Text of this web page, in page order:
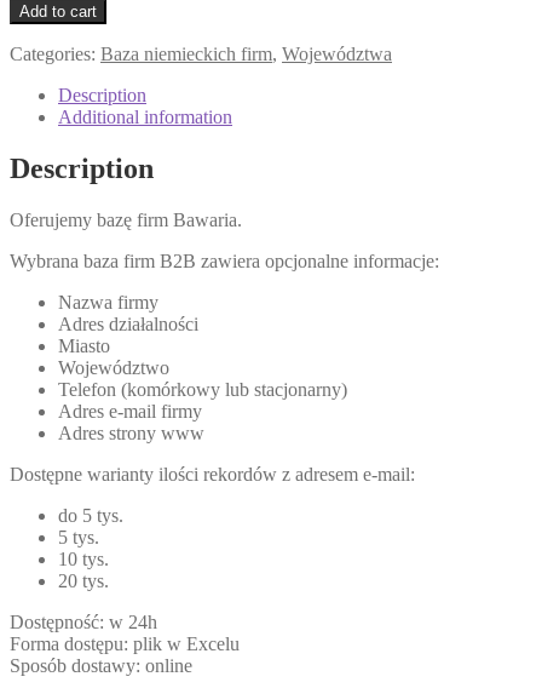
Add to cart
Categories: Baza niemieckich firm, Województwa
Description
Additional information
Description
Oferujemy bazę firm Bawaria.
Wybrana baza firm B2B zawiera opcjonalne informacje:
Nazwa firmy
Adres działalności
Miasto
Województwo
Telefon (komórkowy lub stacjonarny)
Adres e-mail firmy
Adres strony www
Dostępne warianty ilości rekordów z adresem e-mail:
do 5 tys.
5 tys.
10 tys.
20 tys.
Dostępność: w 24h
Forma dostępu: plik w Excelu
Sposób dostawy: online